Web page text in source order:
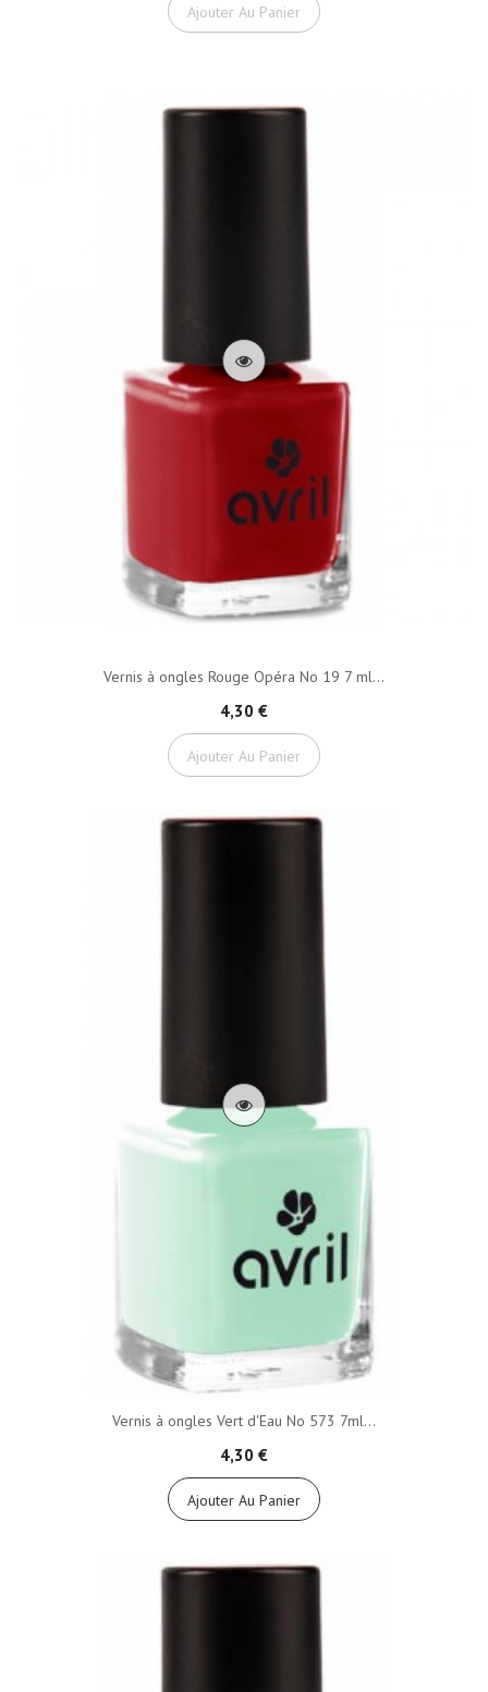
Ajouter Au Panier
Vernis à ongles Rouge Opéra No 19 7 ml...
4,30 €
Ajouter Au Panier
Vernis à ongles Vert d'Eau No 573 7ml...
4,30 €
Ajouter Au Panier